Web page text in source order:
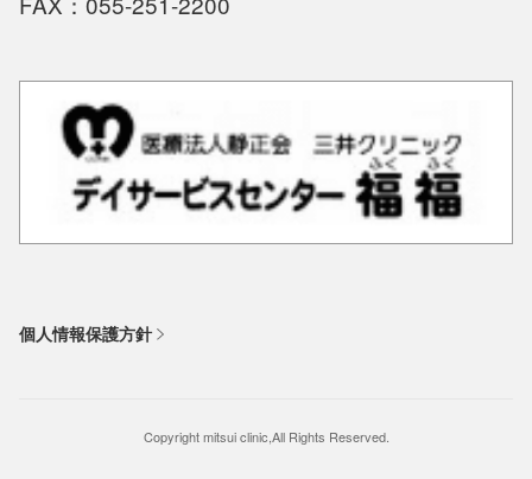
個人情報保護方針
Copyright mitsui clinic,All Rights Reserved.